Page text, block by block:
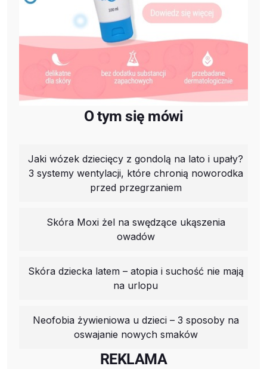
O tym się mówi
Jaki wózek dziecięcy z gondolą na lato i upały?
3 systemy wentylacji, które chronią noworodka
przed przegrzaniem
Skóra Moxi żel na swędzące ukąszenia
owadów
Skóra dziecka latem – atopia i suchość nie mają
na urlopu
Neofobia żywieniowa u dzieci – 3 sposoby na
oswajanie nowych smaków
REKLAMA